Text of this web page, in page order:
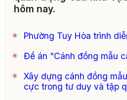
hôm nay.
Phường Tuy Hòa trình
Đề án "Cánh đồng mẫu
Xây dựng cánh đồng
cực trong tư duy và tập